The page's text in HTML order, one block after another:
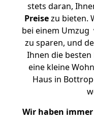
stets daran,
Preisezu bieten.
bei einem Umzug
zu sparen, und
Ihnen die besten
eine kleine
Haus in
Wir haben